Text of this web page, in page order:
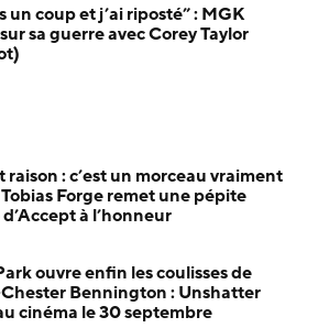
un coup et j’ai riposté” : MGK
sa guerre avec Corey Taylor
raison : c’est un morceau vraiment
Forge remet une pépite
à l’honneur
ouvre enfin les coulisses de
Chester Bennington : Unshatter
cinéma le 30 septembre